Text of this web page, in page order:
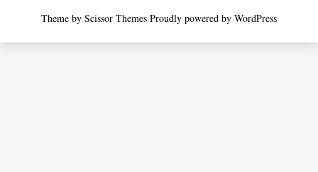
Theme by Scissor Themes Proudly powered by WordPress